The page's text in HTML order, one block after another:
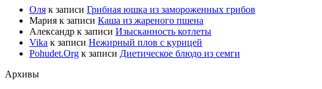
Оля к записи Грибная юшка из замороженных грибов
Мария к записи Каша из жареного пшена
Александр к записи Изысканность котлеты
Vika к записи Нежирный плов с курицей
Pohudet.Org к записи Диетическое блюдо из семги
Архивы